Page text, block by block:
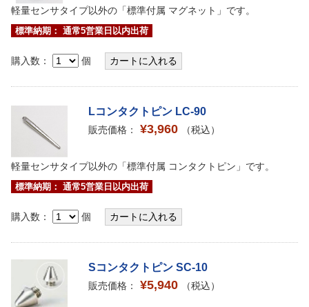
軽量センサタイプ以外の「標準付属 マグネット」です。
標準納期： 通常5営業日以内出荷
購入数： 個
Lコンタクトピン LC-90
販売価格： ¥3,960 （税込）
軽量センサタイプ以外の「標準付属 コンタクトピン」です。
標準納期： 通常5営業日以内出荷
購入数： 個
Sコンタクトピン SC-10
販売価格： ¥5,940 （税込）